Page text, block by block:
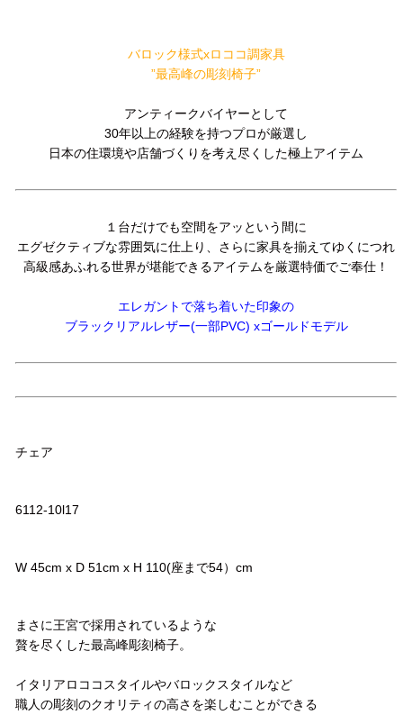
バロック様式xロココ調家具
”最高峰の彫刻椅子”
アンティークバイヤーとして
30年以上の経験を持つプロが厳選し
日本の住環境や店舗づくりを考え尽くした極上アイテム
１台だけでも空間をアッという間に
エグゼクティブな雰囲気に仕上り、さらに家具を揃えてゆくにつれ
高級感あふれる世界が堪能できるアイテムを厳選特価でご奉仕！
エレガントで落ち着いた印象の
ブラックリアルレザー(一部PVC) xゴールドモデル
チェア
6112-10l17
W 45cm x D 51cm x H 110(座まで54）cm
まさに王宮で採用されているような
贅を尽くした最高峰彫刻椅子。
イタリアロココスタイルやバロックスタイルなど
職人の彫刻のクオリティの高さを楽しむことができる